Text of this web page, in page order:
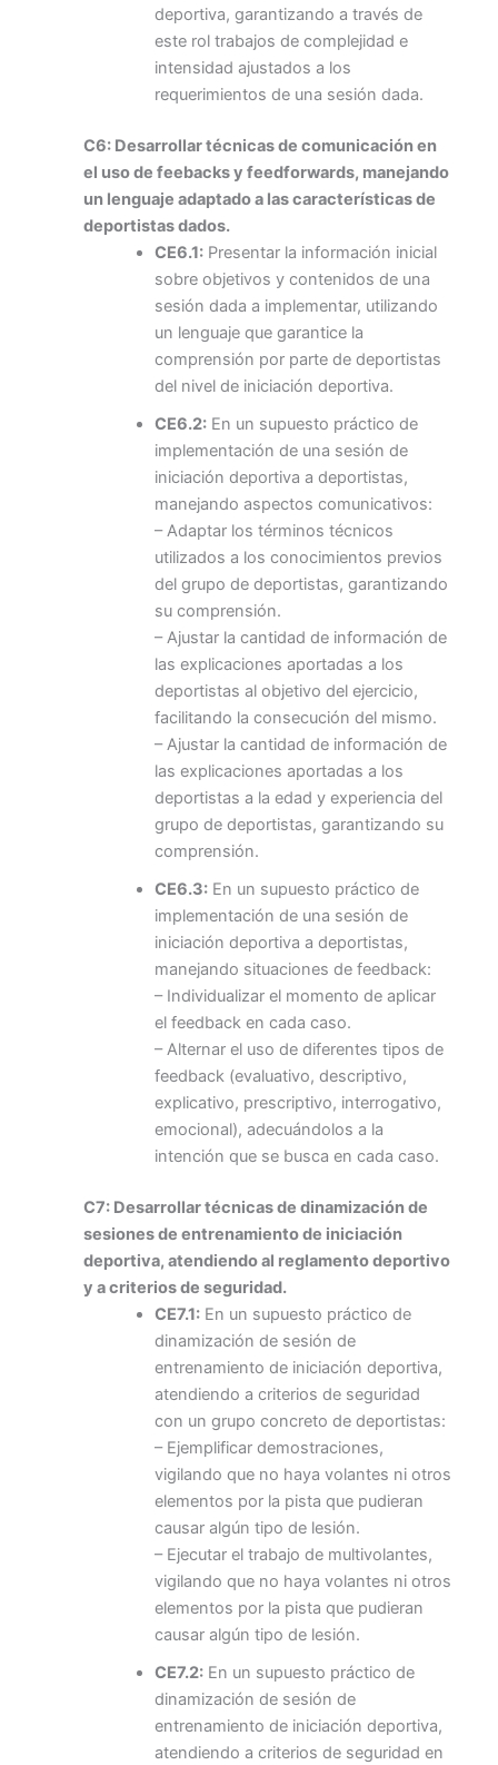
deportiva, garantizando a través de
este rol trabajos de complejidad e
intensidad ajustados a los
requerimientos de una sesión dada.
C6: Desarrollar técnicas de comunicación en
el uso de feebacks y feedforwards, manejando
un lenguaje adaptado a las características de
deportistas dados.
CE6.1:Presentar la información inicial
sobre objetivos y contenidos de una
sesión dada a implementar, utilizando
un lenguaje que garantice la
comprensión por parte de deportistas
del nivel de iniciación deportiva.
CE6.2:En un supuesto práctico de
implementación de una sesión de
iniciación deportiva a deportistas,
manejando aspectos comunicativos:
– Adaptar los términos técnicos
utilizados a los conocimientos previos
del grupo de deportistas, garantizando
su comprensión.
– Ajustar la cantidad de información de
las explicaciones aportadas a los
deportistas al objetivo del ejercicio,
facilitando la consecución del mismo.
– Ajustar la cantidad de información de
las explicaciones aportadas a los
deportistas a la edad y experiencia del
grupo de deportistas, garantizando su
comprensión.
CE6.3:En un supuesto práctico de
implementación de una sesión de
iniciación deportiva a deportistas,
manejando situaciones de feedback:
– Individualizar el momento de aplicar
el feedback en cada caso.
– Alternar el uso de diferentes tipos de
feedback (evaluativo, descriptivo,
explicativo, prescriptivo, interrogativo,
emocional), adecuándolos a la
intención que se busca en cada caso.
C7: Desarrollar técnicas de dinamización de
sesiones de entrenamiento de iniciación
deportiva, atendiendo al reglamento deportivo
y a criterios de seguridad.
CE7.1:En un supuesto práctico de
dinamización de sesión de
entrenamiento de iniciación deportiva,
atendiendo a criterios de seguridad
con un grupo concreto de deportistas:
– Ejemplificar demostraciones,
vigilando que no haya volantes ni otros
elementos por la pista que pudieran
causar algún tipo de lesión.
– Ejecutar el trabajo de multivolantes,
vigilando que no haya volantes ni otros
elementos por la pista que pudieran
causar algún tipo de lesión.
CE7.2:En un supuesto práctico de
dinamización de sesión de
entrenamiento de iniciación deportiva,
atendiendo a criterios de seguridad en